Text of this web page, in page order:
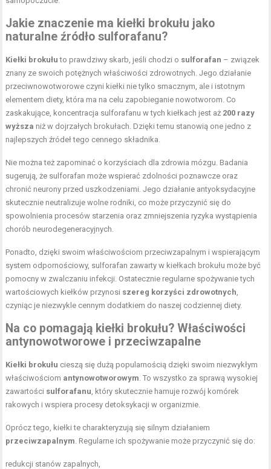
Jakie znaczenie ma kiełki brokułu jako
naturalne źródło sulforafanu?
Kiełki brokułu to prawdziwy skarb, jeśli chodzi o sulforafan – związek
znany ze swoich potężnych właściwości zdrowotnych. Jego działanie
przeciwnowotworowe czyni kiełki nie tylko smacznym, ale i istotnym
elementem diety, która ma na celu zapobieganie nowotworom. Co
zaskakujące, koncentracja sulforafanu w tych kiełkach jest aż 200 razy
wyższa niż w dojrzałych brokułach. Dzięki temu stanowią one jedno z
najlepszych źródeł tego cennego składnika.
Nie można też zapominać o korzyściach dla zdrowia mózgu. Badania
sugerują, że sulforafan może wspierać zdolności poznawcze oraz
chronić neurony przed uszkodzeniami. Jego działanie antyoksydacyjne
skutecznie neutralizuje wolne rodniki, co może przyczynić się do
spowolnienia procesów starzenia oraz zmniejszenia ryzyka wystąpienia
chorób neurodegeneracyjnych.
Ponadto, dzięki swoim właściwościom przeciwzapalnym i wspierającym
system odpornościowy, sulforafan zawarty w kiełkach brokułu może być
pomocny w zwalczaniu infekcji. Ostatecznie regularne spożywanie tych
wartościowych kiełków przynosi szereg korzyści zdrowotnych
czyniąc je niezwykle cennym dodatkiem do naszej codziennej diety.
Na co pomagają kiełki brokułu? Właściwości
antynowotworowe i przeciwzapalne
Kiełki brokułu cieszą się dużą popularnością dzięki swoim niezwykłym
właściwościom antynowotworowym . To wszystko za sprawą wysokiej
zawartości sulforafanu , który skutecznie hamuje rozwój komórek
rakowych i wspiera procesy detoksykacji w organizmie.
Oprócz tego, kiełki te charakteryzują się silnym działaniem
przeciwzapalnym . Regularne ich spożywanie może przyczynić się do:
redukcji stanów zapalnych,